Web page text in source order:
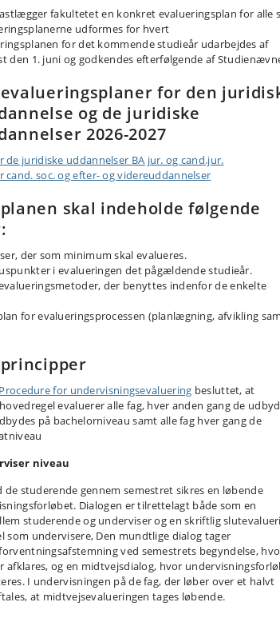
fakultetet en konkret evalueringsplan for alle
udformes for hvert
for det kommende studieår udarbejdes af
den 1. juni og godkendes efterfølgende af
for den
og de juridiske
2026-2027
juridiske uddannelser BA jur. og cand.jur.
soc. og efter- og videreuddannelser
skal indeholde følgende
der som minimum skal evalueres.
i evalueringen det pågældende studieår.
der benyttes indenfor de enkelte
for evalueringsprocessen (planlægning, afvikling
Procedure for undervisningsevaluering besluttet, at
evaluerer alle fag, hver anden gang de
på bachelorniveau samt alle fag hver gang de
niveau
de studerende gennem semestret sikres en løbende
Dialogen er tilrettelagt både som en
studerende og underviser og en skriftlig
som undervisere, Den mundtlige dialog tager
ved semestrets begyndelse,
afklares, og en midtvejsdialog, hvor
I undervisningen på de fag, der løber over et halvt
at midtvejsevalueringen tages løbende.